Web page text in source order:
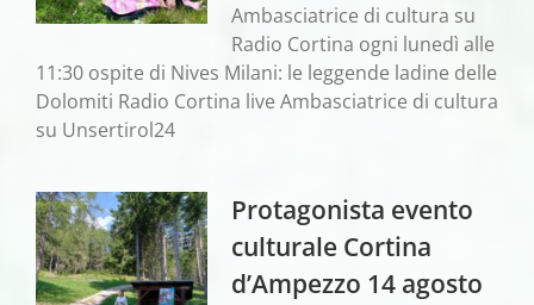
Ambasciatrice di cultura su
Radio Cortina ogni lunedì alle
11:30 ospite di Nives Milani: le leggende ladine delle
Dolomiti Radio Cortina live Ambasciatrice di cultura
su Unsertirol24
Protagonista evento
culturale Cortina
d’Ampezzo 14 agosto